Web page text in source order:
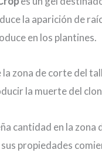
la aparición de
en los plantines.
zona de corte del
la muerte del
cantidad en la
propiedades